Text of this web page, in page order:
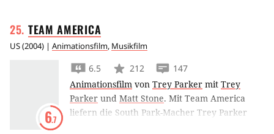
TEAMAMERICA
US(2004) | Animationsfilm, Musikfilm
6.7
6.5 212
147
Animationsfilm von Trey Parker mit Trey
Parker und Matt Stone. Mit Team America
liefern die South Park-Macher Trey Parker